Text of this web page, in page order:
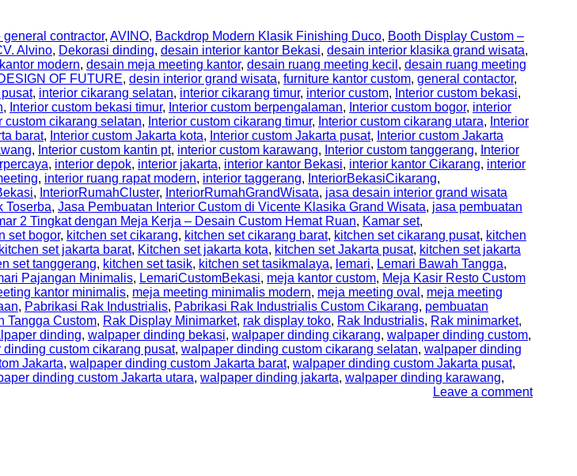
general contractor, AVINO, Backdrop Modern Klasik Finishing Duco, Booth Display Custom –
Alvino, Dekorasi dinding, desain interior kantor Bekasi, desain interior klasika grand wisata,
modern, desain meja meeting kantor, desain ruang meeting kecil , desain ruang meeting
OF FUTURE, desin interior grand wisata, furniture kantor custom, general contactor,
, interior cikarang selatan, interior cikarang timur, interior custom, Interior custom bekasi,
, Interior custom bekasi timur, Interior custom berpengalaman, Interior custom bogor, interior
custom cikarang selatan, Interior custom cikarang timur, Interior custom cikarang utara, Interior
barat, Interior custom Jakarta kota, Interior custom Jakarta pusat, Interior custom Jakarta
, Interior custom kantin pt, interior custom karawang, Interior custom tanggerang, Interior
, interior depok, interior jakarta, interior kantor Bekasi, interior kantor Cikarang, interior
, interior ruang rapat modern, interior taggerang, InteriorBekasiCikarang,
, InteriorRumahCluster, InteriorRumahGrandWisata, jasa desain interior grand wisata
Toserba, Jasa Pembuatan Interior Custom di Vicente Klasika Grand Wisata, jasa pembuatan
2 Tingkat dengan Meja Kerja – Desain Custom Hemat Ruan, Kamar set,
set bogor, kitchen set cikarang, kitchen set cikarang barat, kitchen set cikarang pusat, kitchen
kitchen set jakarta barat, Kitchen set jakarta kota, kitchen set Jakarta pusat, kitchen set jakarta
set tanggerang, kitchen set tasik, kitchen set tasikmalaya, lemari, Lemari Bawah Tangga,
Pajangan Minimalis, LemariCustomBekasi, meja kantor custom, Meja Kasir Resto Custom
kantor minimalis, meja meeting minimalis modern, meja meeting oval , meja meeting
, Pabrikasi Rak Industrialis, Pabrikasi Rak Industrialis Custom Cikarang, pembuatan
Tangga Custom, Rak Display Minimarket, rak display toko, Rak Industrialis, Rak minimarket,
dinding, walpaper dinding bekasi, walpaper dinding cikarang, walpaper dinding custom,
dinding custom cikarang pusat, walpaper dinding custom cikarang selatan, walpaper dinding
Jakarta, walpaper dinding custom Jakarta barat, walpaper dinding custom Jakarta pusat,
dinding custom Jakarta utara, walpaper dinding jakarta, walpaper dinding karawang,
Leave a comment